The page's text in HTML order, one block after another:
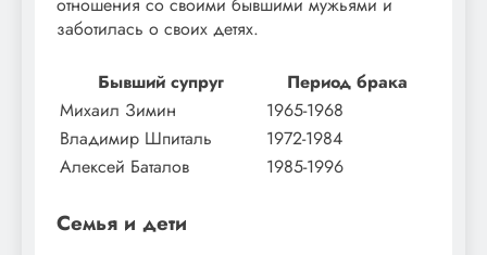
заботилась о своих детях.
Бывший супруг
Период брака
Михаил Зимин
1965-1968
Владимир Шпиталь
1972-1984
Алексей Баталов
1985-1996
Семья и дети